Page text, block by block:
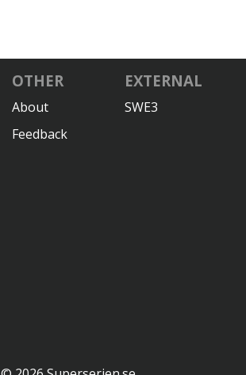
OTHER
About
Feedback
EXTERNAL
SWE3